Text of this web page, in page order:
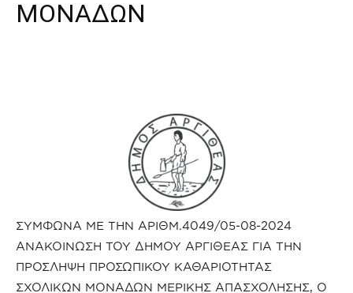
ΜΟΝΑΔΩΝ
ΣΥΜΦΩΝΑ ΜΕ ΤΗΝ ΑΡΙΘΜ.4049/05-08-2024
ΑΝΑΚΟΙΝΩΣΗ ΤΟΥ ΔΗΜΟΥ ΑΡΓΙΘΕΑΣ ΓΙΑ ΤΗΝ
ΠΡΟΣΛΗΨΗ ΠΡΟΣΩΠΙΚΟΥ ΚΑΘΑΡΙΟΤΗΤΑΣ
ΣΧΟΛΙΚΩΝ ΜΟΝΑΔΩΝ ΜΕΡΙΚΗΣ ΑΠΑΣΧΟΛΗΣΗΣ, Ο